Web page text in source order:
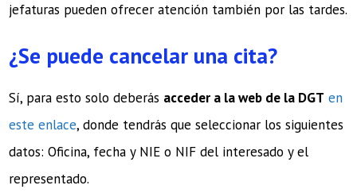
jefaturas pueden ofrecer atención también por las tardes.
¿Se puede cancelar una cita?
Sí, para esto solo deberás acceder a la web de la DGT en
este enlace, donde tendrás que seleccionar los siguientes
datos: Oficina, fecha y NIE o NIF del interesado y el
representado.